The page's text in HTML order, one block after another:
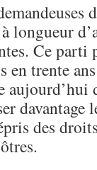
longueur
Ce parti
en trente
aujourd’hui
davantage
des